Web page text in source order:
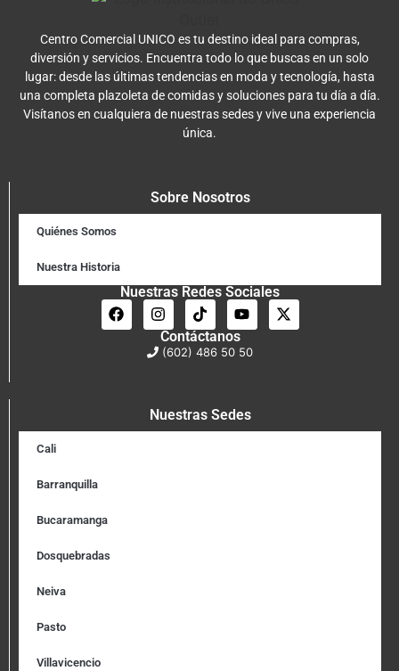
Centro Comercial UNICO es tu destino ideal para compras,
diversión y servicios. Encuentra todo lo que buscas en un solo
lugar: desde las últimas tendencias en moda y tecnología, hasta
una completa plazoleta de comidas y soluciones para tu día a día.
Visítanos en cualquiera de nuestras sedes y vive una experiencia
única.
Sobre Nosotros
Quiénes Somos
Nuestra Historia
Nuestras Redes Sociales
Contáctanos
(602) 486 50 50
Nuestras Sedes
Cali
Barranquilla
Bucaramanga
Dosquebradas
Neiva
Pasto
Villavicencio